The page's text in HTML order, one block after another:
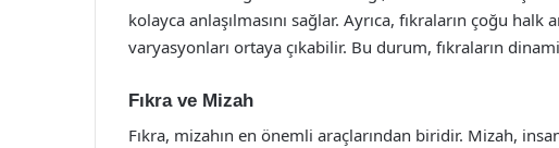
kolayca anlaşılmasını sağlar. Ayrıca, fıkraların çoğu
varyasyonları ortaya çıkabilir. Bu durum, fıkraların
Fıkra ve Mizah
Fıkra, mizahın en önemli araçlarından biridir. Mizah,